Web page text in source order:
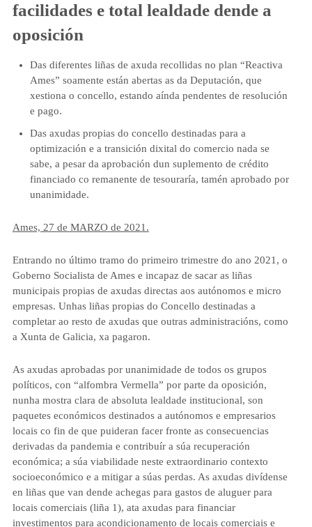
facilidades e total lealdade dende a
oposición
Das diferentes liñas de axuda recollidas no plan “Reactiva
Ames” soamente están abertas as da Deputación, que
xestiona o concello, estando aínda pendentes de resolución
e pago.
Das axudas propias do concello destinadas para a
optimización e a transición dixital do comercio nada se
sabe, a pesar da aprobación dun suplemento de crédito
financiado co remanente de tesouraría, tamén aprobado por
unanimidade.
Ames, 27 de MARZO de 2021.
Entrando no último tramo do primeiro trimestre do ano 2021, o
Goberno Socialista de Ames e incapaz de sacar as liñas
municipais propias de axudas directas aos autónomos e micro
empresas. Unhas liñas propias do Concello destinadas a
completar ao resto de axudas que outras administracións, como
a Xunta de Galicia, xa pagaron.
As axudas aprobadas por unanimidade de todos os grupos
políticos, con “alfombra Vermella” por parte da oposición,
nunha mostra clara de absoluta lealdade institucional, son
paquetes económicos destinados a autónomos e empresarios
locais co fin de que puideran facer fronte as consecuencias
derivadas da pandemia e contribuír a súa recuperación
económica; a súa viabilidade neste extraordinario contexto
socioeconómico e a mitigar a súas perdas. As axudas divídense
en liñas que van dende achegas para gastos de aluguer para
locais comerciais (liña 1), ata axudas para financiar
investimentos para acondicionamento de locais comerciais e